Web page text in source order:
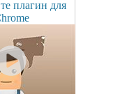
плагин для